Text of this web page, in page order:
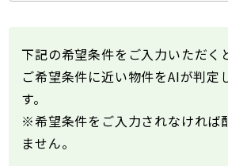
下記の希望条件をご入力いただく
ご希望条件に近い物件をAIが判定
す。
※希望条件をご入力されなければ
ません。